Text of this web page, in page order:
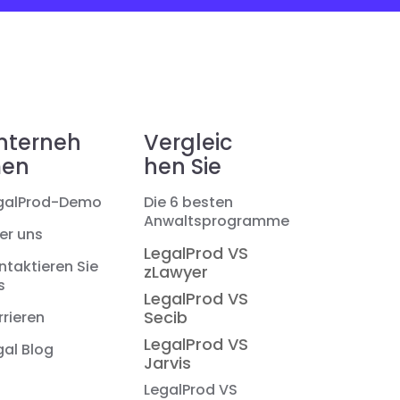
Demo
uns
Sie
Blog
Vergleic
hen Sie
Die 6 besten
Anwaltsprogramme
LegalProd VS
zLawyer
LegalProd VS
Secib
LegalProd VS
Jarvis
LegalProd VS